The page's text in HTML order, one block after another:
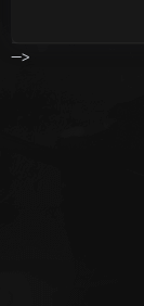
-->